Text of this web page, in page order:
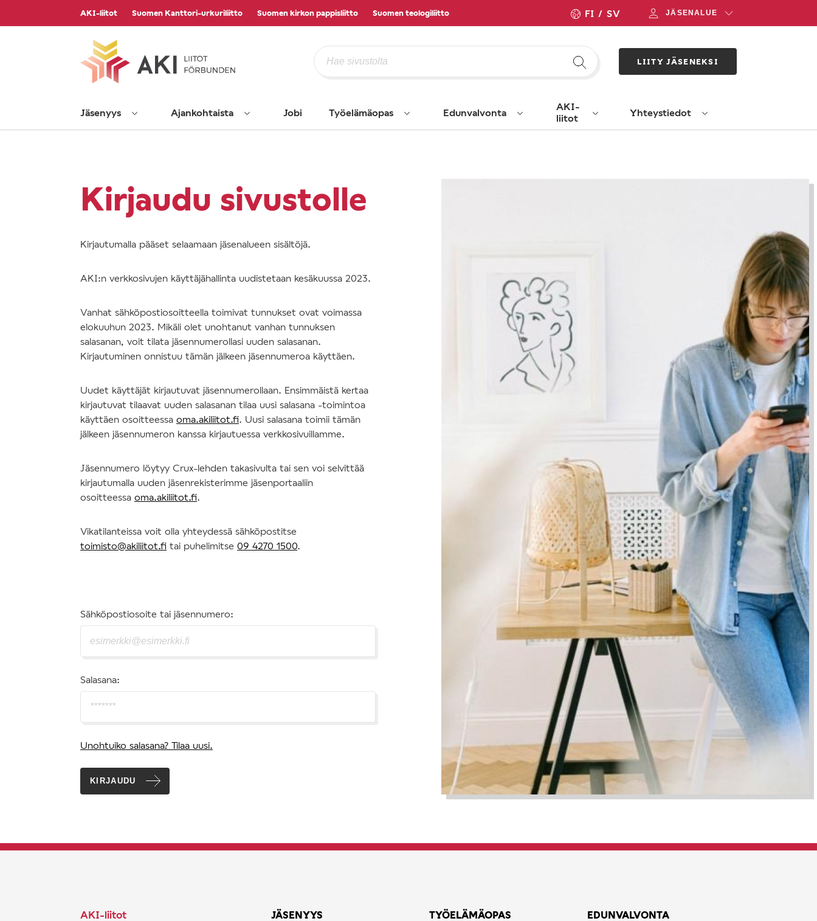
AKI-liitot Suomen Kanttori-urkuriliitto Suomen kirkon pappisliitto Suomen teologiliitto FI SV JÄSENALUE
LIITY JÄSENEKSI
Jäsenyys Ajankohtaista Jobi Työelämäopas Edunvalvonta
AKI-
liitot
Yhteystiedot
Kirjaudu sivustolle
Kirjautumalla pääset selaamaan jäsenalueen sisältöjä.
AKI:n verkkosivujen käyttäjähallinta uudistetaan kesäkuussa 2023.
Vanhat sähköpostiosoitteella toimivat tunnukset ovat voimassa
elokuuhun 2023. Mikäli olet unohtanut vanhan tunnuksen
salasanan, voit tilata jäsennumerollasi uuden salasanan.
Kirjautuminen onnistuu tämän jälkeen jäsennumeroa käyttäen.
Uudet käyttäjät kirjautuvat jäsennumerollaan. Ensimmäistä kertaa
kirjautuvat tilaavat uuden salasanan tilaa uusi salasana -toimintoa
käyttäen osoitteessa oma.akiliitot.fi. Uusi salasana toimii tämän
jälkeen jäsennumeron kanssa kirjautuessa verkkosivuillamme.
Jäsennumero löytyy Crux-lehden takasivulta tai sen voi selvittää
kirjautumalla uuden jäsenrekisterimme jäsenportaaliin
osoitteessa oma.akiliitot.fi.
Vikatilanteissa voit olla yhteydessä sähköpostitse
toimisto@akiliitot.fi tai puhelimitse 09 4270 1500.
Sähköpostiosoite tai jäsennumero:
Salasana:
Unohtuiko salasana? Tilaa uusi.
KIRJAUDU
AKI-liitot JÄSENYYS TYÖELÄMÄOPAS EDUNVALVONTA